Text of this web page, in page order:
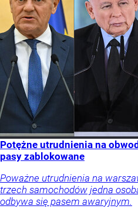
Potężne utrudnienia na
pasy zablokowane
Poważne utrudnienia na
trzech samochodów jedna
odbywa się pasem awaryjnym.